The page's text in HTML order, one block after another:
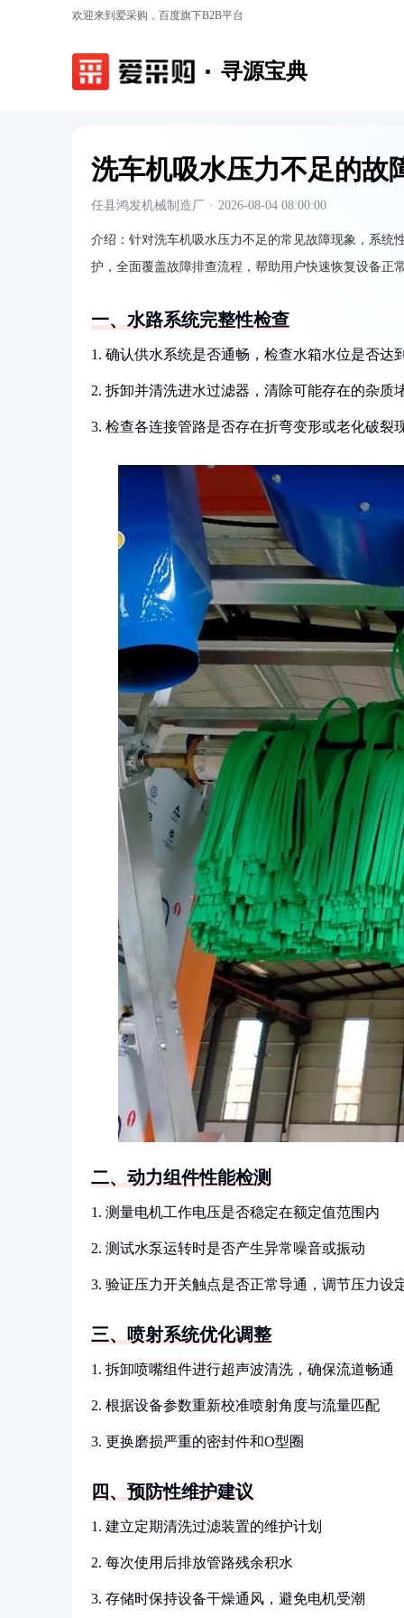
欢迎来到爱采购，百度旗下B2B平台
寻源宝典
洗车机吸水压力不足的故
任县鸿发机械制造厂 · 2026-08-04 08:00:00
介绍： 针对洗车机吸水压力不足的常见故障现象，系统
护，全面覆盖故障排查流程，帮助用户快速恢复设备正
一、水路系统完整性检查
1. 确认供水系统是否通畅，检查水箱水位是否达
2. 拆卸并清洗进水过滤器，清除可能存在的杂质
3. 检查各连接管路是否存在折弯变形或老化破裂
二、动力组件性能检测
1. 测量电机工作电压是否稳定在额定值范围内
2. 测试水泵运转时是否产生异常噪音或振动
3. 验证压力开关触点是否正常导通，调节压力设
三、喷射系统优化调整
1. 拆卸喷嘴组件进行超声波清洗，确保流道畅通
2. 根据设备参数重新校准喷射角度与流量匹配
3. 更换磨损严重的密封件和O型圈
四、预防性维护建议
1. 建立定期清洗过滤装置的维护计划
2. 每次使用后排放管路残余积水
3. 存储时保持设备干燥通风，避免电机受潮